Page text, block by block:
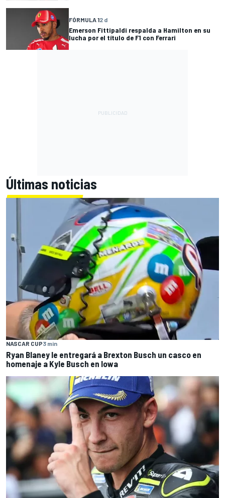
FÓRMULA 12 d
Emerson Fittipaldi respalda a Hamilton en su
lucha por el título de F1 con Ferrari
Últimas noticias
NASCAR CUP3 min
Ryan Blaney le entregará a Brexton Busch un casco en
homenaje a Kyle Busch en Iowa